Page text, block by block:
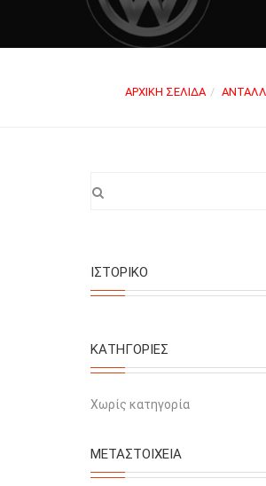
ΑΡΧΙΚΉ ΣΕΛΊΔΑ
ΙΣΤΟΡΙΚΌ
KΑΤΗΓΟΡΊΕΣ
Χωρίς κατηγορία
ΜΕΤΑΣΤΟΙΧΕΊΑ